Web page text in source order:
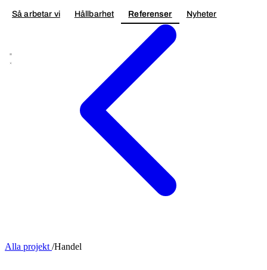
Så arbetar vi Hållbarhet Referenser Nyheter
Alla projekt /Handel